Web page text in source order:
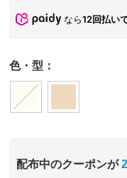
なら12回払い
色・型：
配布中のクーポンが 2